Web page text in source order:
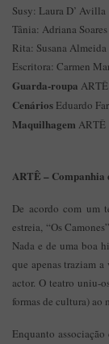
Susy: Laura D’ Avilla
Tânia: Adriana Soares
Rita: Susana Almeida
Escritora: Carmen
Guarda-roupa ARTÊ
Cenários Eduardo
Maquilhagem ARTÊ
ARTÊ – Companhia
De acordo com um
estreia, “Os
Nada e de uma boa
que apenas traziam
actor. O teatro uniu-
formas de cultura) ao
Enquanto